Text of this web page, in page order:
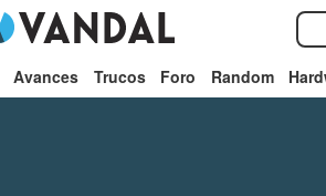
Avances Trucos Foro Random